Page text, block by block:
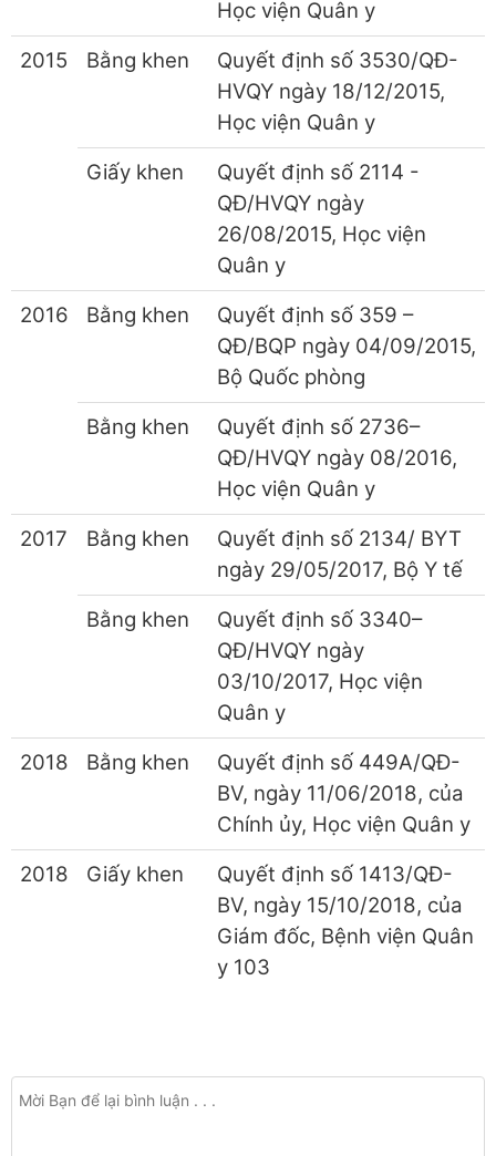
Học viện Quân y
2015
Bằng khen
Quyết định số 3530/QĐ-
HVQY ngày 18/12/2015,
Học viện Quân y
Giấy khen
Quyết định số 2114 -
QĐ/HVQY ngày
26/08/2015, Học viện
Quân y
2016
Bằng khen
Quyết định số 359 –
QĐ/BQP ngày 04/09/2015,
Bộ Quốc phòng
Bằng khen
Quyết định số 2736–
QĐ/HVQY ngày 08/2016,
Học viện Quân y
2017
Bằng khen
Quyết định số 2134/ BYT
ngày 29/05/2017, Bộ Y tế
Bằng khen
Quyết định số 3340–
QĐ/HVQY ngày
03/10/2017, Học viện
Quân y
2018
Bằng khen
Quyết định số 449A/QĐ-
BV, ngày 11/06/2018, của
Chính ủy, Học viện Quân y
2018
Giấy khen
Quyết định số 1413/QĐ-
BV, ngày 15/10/2018, của
Giám đốc, Bệnh viện Quân
y 103